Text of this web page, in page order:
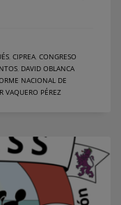
CIPREA CONGRESO
DAVID OBLANCA
NACIONAL DE
VAQUERO PÉREZ